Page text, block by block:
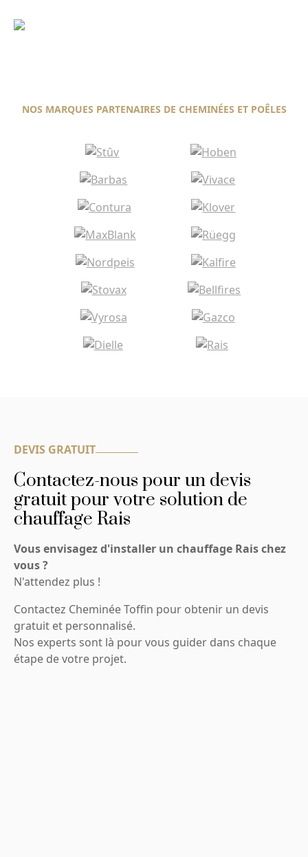
NOS MARQUES PARTENAIRES DE CHEMINÉES ET POÊLES
DEVIS GRATUIT
Contactez-nous pour un devis
gratuit pour votre solution de
chauffage Rais
Vous envisagez d'installer un chauffage Rais chez
vous ?
N'attendez plus !
Contactez Cheminée Toffin pour obtenir un devis
gratuit et personnalisé.
Nos experts sont là pour vous guider dans chaque
étape de votre projet.